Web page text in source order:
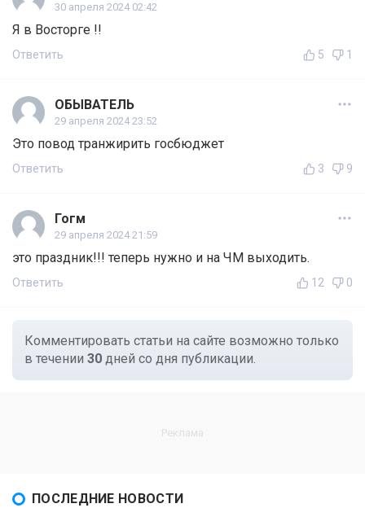
30 апреля 2024 02:42
Я в Восторге !!
Ответить 5 1
ОБЫВАТЕЛЬ
29 апреля 2024 23:52
Это повод транжирить госбюджет
Ответить 3 9
Гогм
29 апреля 2024 21:59
это праздник!!! теперь нужно и на ЧМ выходить.
Ответить 12 0
Комментировать статьи на сайте возможно только
в течении 30 дней со дня публикации.
ПОСЛЕДНИЕ НОВОСТИ